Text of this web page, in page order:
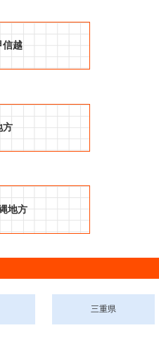
信越
方
地方
三重県